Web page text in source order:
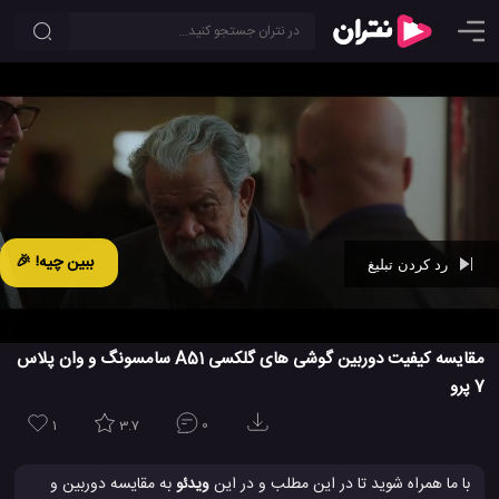
ببین چیه! 🎉
مقایسه کیفیت دوربین گوشی های گلکسی A51 سامسونگ و وان پلاس
7 پرو
1 3.7 0
با ما همراه شوید تا در این مطلب و در اینویدئوبه مقایسه دوربین و